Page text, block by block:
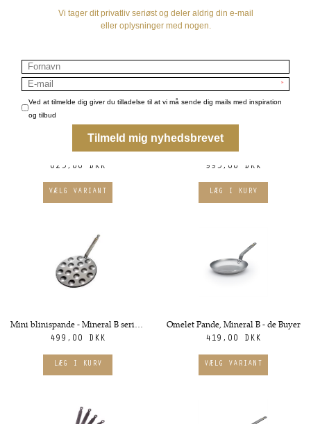
Grillpande - Mineral B Element fra de Buyer. Flere størrelser
625,00 DKK 995,00 DKK
Mini blinispande - Mineral B serien fra de Buyer
499,00 DKK
Omelet Pande, Mineral B - de Buyer
419,00 DKK